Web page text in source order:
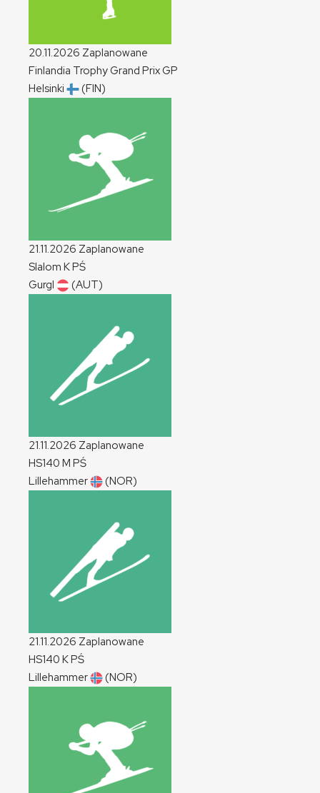
20.11.2026 Zaplanowane
Finlandia Trophy Grand PrixGP
Helsinki
(FIN)
21.11.2026 Zaplanowane
Slalom KPŚ
Gurgl
(AUT)
21.11.2026 Zaplanowane
HS140 M PŚ
Lillehammer
(NOR)
21.11.2026 Zaplanowane
HS140 KPŚ
Lillehammer
(NOR)